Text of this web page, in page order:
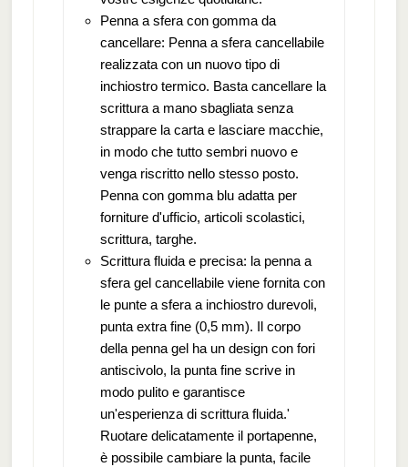
Penna a sfera con gomma da
cancellare: Penna a sfera cancellabile
realizzata con un nuovo tipo di
inchiostro termico. Basta cancellare la
scrittura a mano sbagliata senza
strappare la carta e lasciare macchie,
in modo che tutto sembri nuovo e
venga riscritto nello stesso posto.
Penna con gomma blu adatta per
forniture d'ufficio, articoli scolastici,
scrittura, targhe.
Scrittura fluida e precisa: la penna a
sfera gel cancellabile viene fornita con
le punte a sfera a inchiostro durevoli,
punta extra fine (0,5 mm). Il corpo
della penna gel ha un design con fori
antiscivolo, la punta fine scrive in
modo pulito e garantisce
un'esperienza di scrittura fluida.'
Ruotare delicatamente il portapenne,
è possibile cambiare la punta, facile